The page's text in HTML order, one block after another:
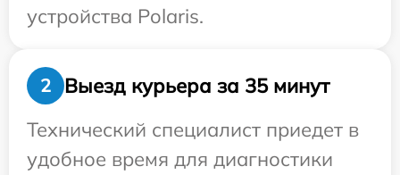
устройства Polaris.
2
Выезд курьера за 35 минут
Технический специалист приедет в
удобное время для диагностики